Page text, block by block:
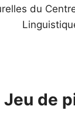
du
Jeu de